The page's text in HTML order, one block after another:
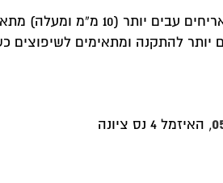
עובי האריחים משפיע על עמידותם
מחוץ לבית. אריחים דקים יותר (7-8 מ”מ) קלים יותר
, האיזמל 4 נס ציונה